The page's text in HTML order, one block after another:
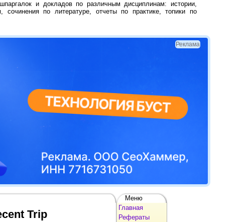
и докладов по различным дисциплинам: истории,
по литературе, отчеты по практике, топики по
Реклама
Trip
Меню
Главная
Рефераты